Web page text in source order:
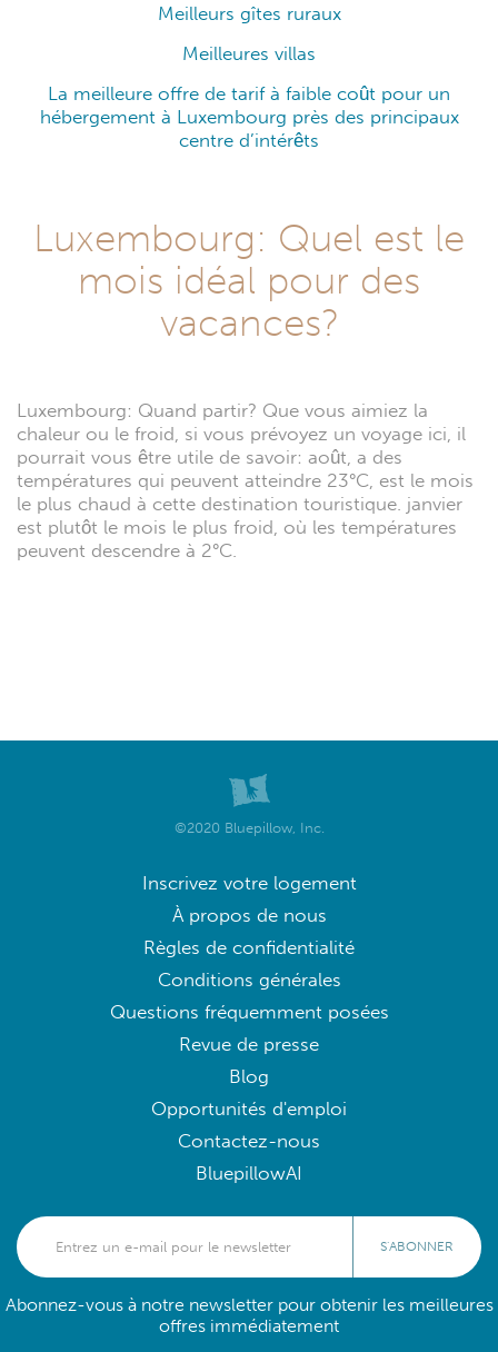
Meilleurs gîtes ruraux
Meilleures villas
La meilleure offre de tarif à faible coût pour un
hébergement à Luxembourg près des principaux
centre d’intérêts
Luxembourg: Quel est le
mois idéal pour des
vacances?
Luxembourg: Quand partir? Que vous aimiez la
chaleur ou le froid, si vous prévoyez un voyage ici, il
pourrait vous être utile de savoir: août, a des
températures qui peuvent atteindre 23°C, est le mois
le plus chaud à cette destination touristique. janvier
est plutôt le mois le plus froid, où les températures
peuvent descendre à 2°C.
©2020 Bluepillow, Inc.
Inscrivez votre logement
À propos de nous
Règles de confidentialité
Conditions générales
Questions fréquemment posées
Revue de presse
Blog
Opportunités d'emploi
Contactez-nous
BluepillowAI
S'ABONNER
Abonnez-vous à notre newsletter pour obtenir les meilleures
offres immédiatement